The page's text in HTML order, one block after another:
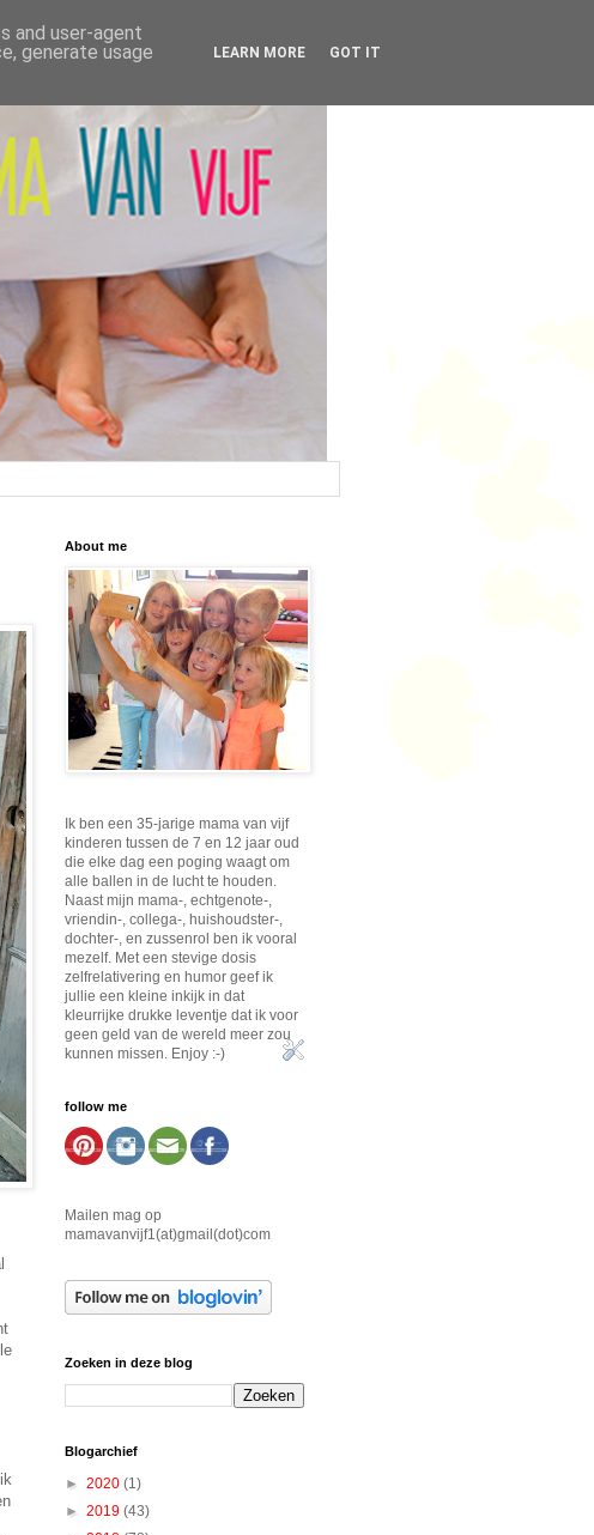
About me
Ik ben een 35-jarige mama van vijf
kinderen tussen de 7 en 12 jaar oud
die elke dag een poging waagt om
alle ballen in de lucht te houden.
Naast mijn mama-, echtgenote-,
vriendin-, collega-, huishoudster-,
dochter-, en zussenrol ben ik vooral
mezelf. Met een stevige dosis
zelfrelativering en humor geef ik
jullie een kleine inkijk in dat
kleurrijke drukke leventje dat ik voor
geen geld van de wereld meer zou
kunnen missen. Enjoy :-)
follow me
Mailen mag op
mamavanvijf1(at)gmail(dot)com
Zoeken in deze blog
Blogarchief
► 2020 (1)
► 2019 (43)
and user-agent
generate usage
LEARN MORE GOT IT